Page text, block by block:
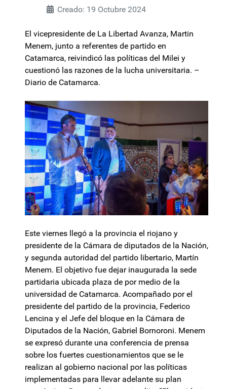
Creado: 19 Octubre 2024
El vicepresidente de La Libertad Avanza, Martin
Menem, junto a referentes de partido en
Catamarca, reivindicó las políticas del Milei y
cuestionó las razones de la lucha universitaria. –
Diario de Catamarca.
Este viernes llegó a la provincia el riojano y
presidente de la Cámara de diputados de la Nación,
y segunda autoridad del partido libertario, Martín
Menem. El objetivo fue dejar inaugurada la sede
partidaria ubicada plaza de por medio de la
universidad de Catamarca. Acompañado por el
presidente del partido de la provincia, Federico
Lencina y el Jefe del bloque en la Cámara de
Diputados de la Nación, Gabriel Bornoroni. Menem
se expresó durante una conferencia de prensa
sobre los fuertes cuestionamientos que se le
realizan al gobierno nacional por las políticas
implementadas para llevar adelante su plan